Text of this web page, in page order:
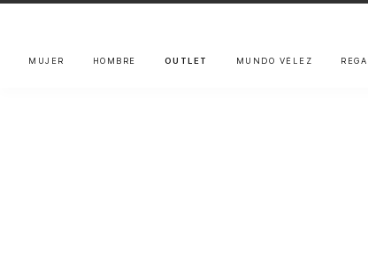
MUJER HOMBRE OUTLET MUNDO VÉLEZ